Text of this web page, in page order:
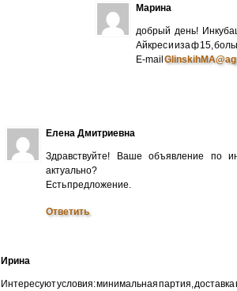
Марина
добрый день!
Айкрес и иза ф 15,
E-mail
Елена Дмитриевна
Здравствуйте! Ваше объявление по
актуально?
Есть предложение.
Ответить
Ирина
Интересуют условия: минимальная партия, доставка